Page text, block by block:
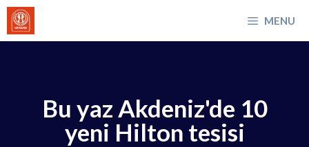
İçeriğe
atla
MENU
Bu yaz Akdeniz'de 10
yeni Hilton tesisi